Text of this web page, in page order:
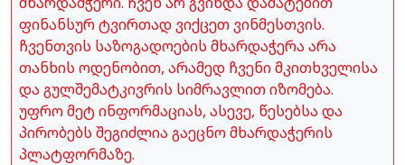
ფინანსურ ტვირთად ვიქცეთ ვინმესთვის.
ჩვენთვის საზოგადოების მხარდაჭერა არა
თანხის ოდენობით, არამედ ჩვენი მკითხველისა
და გულშემატკივრის სიმრავლით იზომება.
უფრო მეტ ინფორმაციას, ასევე, წესებსა და
პირობებს შეგიძლია გაეცნო მხარდაჭერის
პლატფორმაზე.